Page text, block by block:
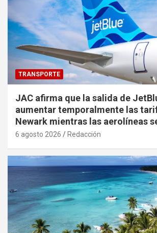
TRANSPORTE
JAC afirma que la salida de
aumentar temporalmente las
Newark mientras las aerolíneas
6 agosto 2026 Redacción